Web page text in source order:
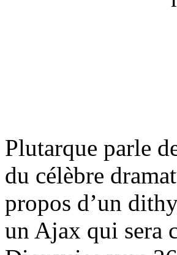
Plutarque parle
du célèbre
propos d’un
un Ajax qui sera